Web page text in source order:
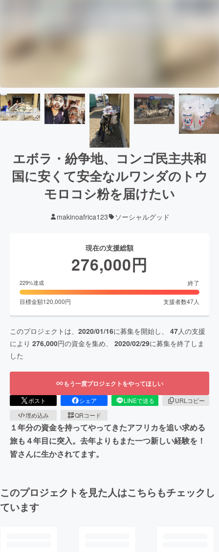
エボラ・紛争地、コンゴ民主共和
国に安くて安全なルワンダのトウ
モロコシ粉を届けたい
makinoafrica123 ソーシャルグッド
現在の支援総額
276,000円
229%達成 終了
目標金額120,000円 支援者数47人
このプロジェクトは、 2020/01/16に募集を開始し、 47人の支援
により 276,000円の資金を集め、 2020/02/29に募集を終了しま
した
もう一度プロジェクトをやってほしい
ポスト シェア LINEで送る
URLコピー
埋め込み
QRコード
１年分の資金を持ってやってきたアフリカを追い求める
旅も４年目に突入。去年よりもまた一つ新しい経験を！
皆さんに生かされてます。
このプロジェクトを見た人はこちらもチェックし
ています